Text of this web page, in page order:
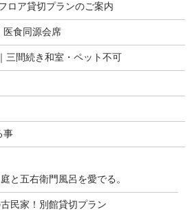
ロア貸切プランのご案内
医食同源会席
三間続き和室・ペット不可
事
と五右衛門風呂を愛でる。
民家！別館貸切プラン